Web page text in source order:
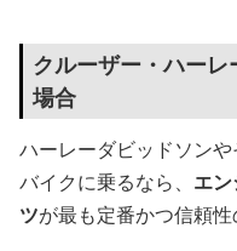
クルーザー・ハー
場合
ハーレーダビッドソン
バイクに乗るなら、 エ
ツが最も定番かつ信頼性